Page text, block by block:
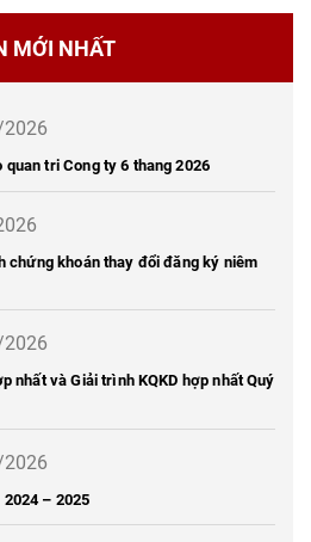
MỚI NHẤT
quan tri Cong ty 6 thang 2026
chứng khoán thay đổi đăng ký niêm
nhất và Giải trình KQKD hợp nhất Quý
– 2025